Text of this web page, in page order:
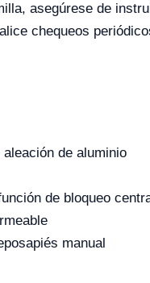
asegúrese de
chequeos
de aluminio
de bloqueo
manual